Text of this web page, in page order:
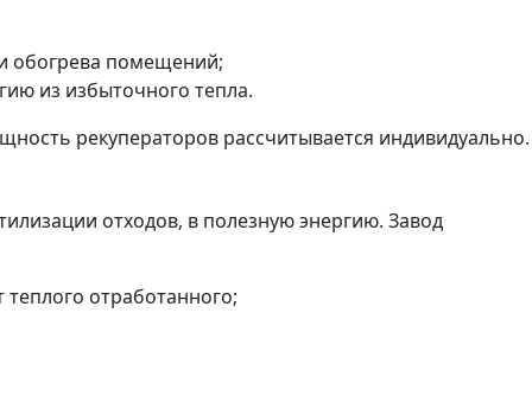
обогрева помещений;
из избыточного тепла.
рекуператоров рассчитывается индивидуально.
отходов, в полезную энергию. Завод
отработанного;